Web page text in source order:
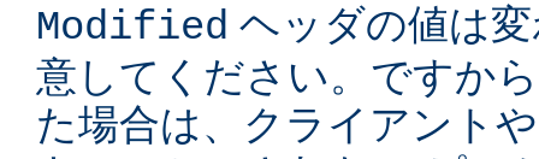
Modified ヘッダの値は
意してください。ですか
た場合は、クライアント